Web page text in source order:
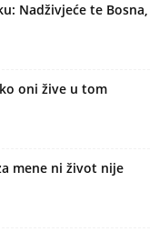
Nadživjeće te Bosna,
oni žive u tom
mene ni život nije